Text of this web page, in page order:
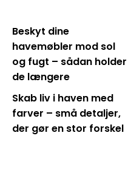
Beskyt dine
havemøbler mod sol
og fugt – sådan holder
de længere
Skab liv i haven med
farver – små detaljer,
der gør en stor forskel